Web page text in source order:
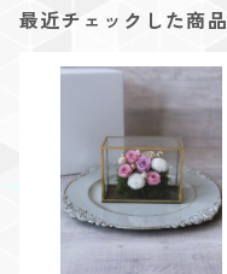
最近チェックした商品